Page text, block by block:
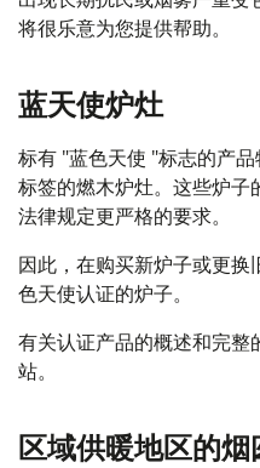
将很乐意为您提供帮助。
蓝天使炉灶
标有 "蓝色天使 "标志的产
标签的燃木炉灶。这些炉子
法律规定更严格的要求。
因此，在购买新炉子或更
色天使认证的炉子。
有关认证产品的概述和完整
站。
区域供暖地区的烟